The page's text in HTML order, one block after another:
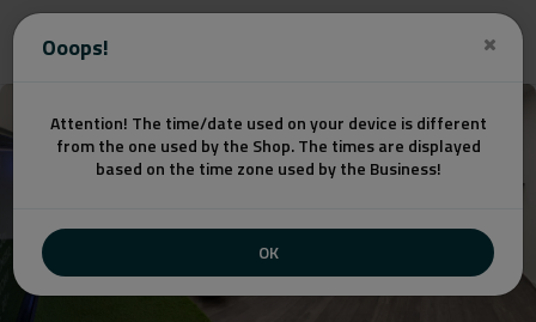
Ooops!
Attention! The time/date used on your device is different
from the one used by the Shop. The times are displayed
based on the time zone used by the Business!
OK